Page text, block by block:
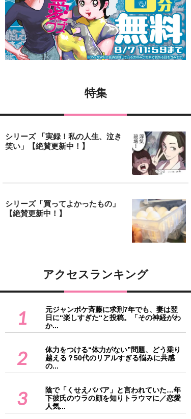
特集
シリーズ 「実録！私の人生、泣き
笑い」【絶賛更新中！】
シリーズ「買ってよかったもの」
【絶賛更新中！】
アクセスランキング
1
元ジャンポケ斉藤に求刑7年でも、妻は翌
日に“楽しすぎた“と投稿。「その神経がわ
か...
2
体力をつける“体力がない”問題、どう乗り
越える？50代のリアルすぎる悩みに共感
の...
3
陰で「くせえババア」と言われていた…年
下彼氏のウラの顔を知りトラウマに／恋愛
人気...